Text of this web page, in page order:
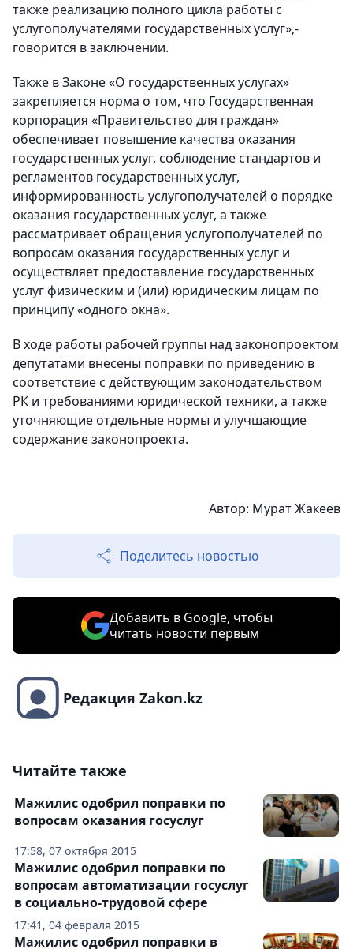
также реализацию полного цикла работы с
услугополучателями государственных услуг»,-
говорится в заключении.
Также в Законе «О государственных услугах»
закрепляется норма о том, что Государственная
корпорация «Правительство для граждан»
обеспечивает повышение качества оказания
государственных услуг, соблюдение стандартов и
регламентов государственных услуг,
информированность услугополучателей о порядке
оказания государственных услуг, а также
рассматривает обращения услугополучателей по
вопросам оказания государственных услуг и
осуществляет предоставление государственных
услуг физическим и (или) юридическим лицам по
принципу «одного окна».
В ходе работы рабочей группы над законопроектом
депутатами внесены поправки по приведению в
соответствие с действующим законодательством
РК и требованиями юридической техники, а также
уточняющие отдельные нормы и улучшающие
содержание законопроекта.
Автор: Мурат Жакеев
Поделитесь новостью
Добавить в Google, чтобы
читать новости первым
Редакция Zakon.kz
Читайте также
17:58, 07 октября 2015
Мажилис одобрил поправки по
вопросам оказания госуслуг
17:41, 04 февраля 2015
Мажилис одобрил поправки по
вопросам автоматизации госуслуг
в социально-трудовой сфере
Мажилис одобрил поправки в